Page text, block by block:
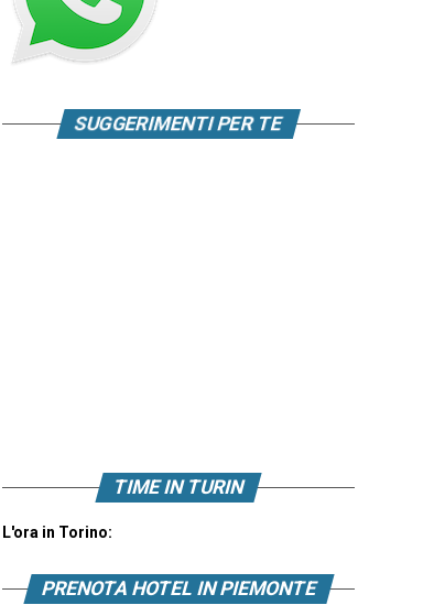
SUGGERIMENTI PER TE
TIME IN TURIN
L'ora in Torino:
PRENOTA HOTEL IN PIEMONTE